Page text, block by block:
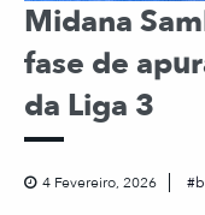
Midana
fase de
da Liga 3
4 Fevereiro, 2026